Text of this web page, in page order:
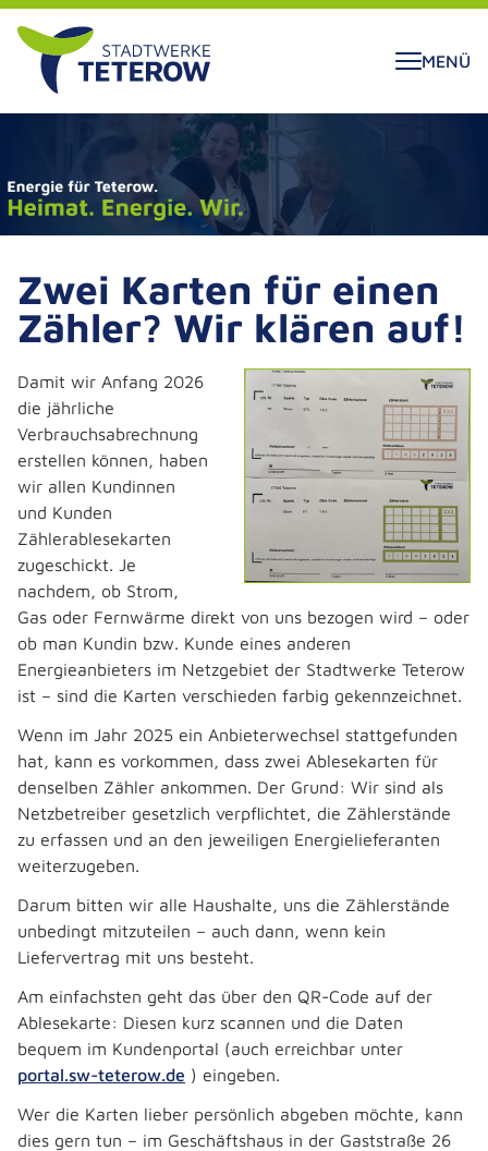
SPRINGEN
MENÜ
Zwei Karten für einen
Zähler? Wir klären auf!
Damit wir Anfang 2026
die jährliche
Verbrauchsabrechnung
erstellen können, haben
wir allen Kundinnen
und Kunden
Zählerablesekarten
zugeschickt. Je
nachdem, ob Strom,
Gas oder Fernwärme direkt von uns bezogen wird – oder
ob man Kundin bzw. Kunde eines anderen
Energieanbieters im Netzgebiet der Stadtwerke Teterow
ist – sind die Karten verschieden farbig gekennzeichnet.
Wenn im Jahr 2025 ein Anbieterwechsel stattgefunden
hat, kann es vorkommen, dass zwei Ablesekarten für
denselben Zähler ankommen. Der Grund: Wir sind als
Netzbetreiber gesetzlich verpflichtet, die Zählerstände
zu erfassen und an den jeweiligen Energielieferanten
weiterzugeben.
Darum bitten wir alle Haushalte, uns die Zählerstände
unbedingt mitzuteilen – auch dann, wenn kein
Liefervertrag mit uns besteht.
Am einfachsten geht das über den QR-Code auf der
Ablesekarte: Diesen kurz scannen und die Daten
bequem im Kundenportal (auch erreichbar unter
portal.sw-teterow.de ) eingeben.
Wer die Karten lieber persönlich abgeben möchte, kann
dies gern tun – im Geschäftshaus in der Gaststraße 26